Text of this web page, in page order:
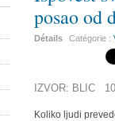
posao od
Détails Catégorie :
IZVOR: BLIC
Koliko ljudi